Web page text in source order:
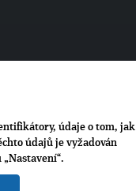
údaje o tom, jak
údajů je vyžadován